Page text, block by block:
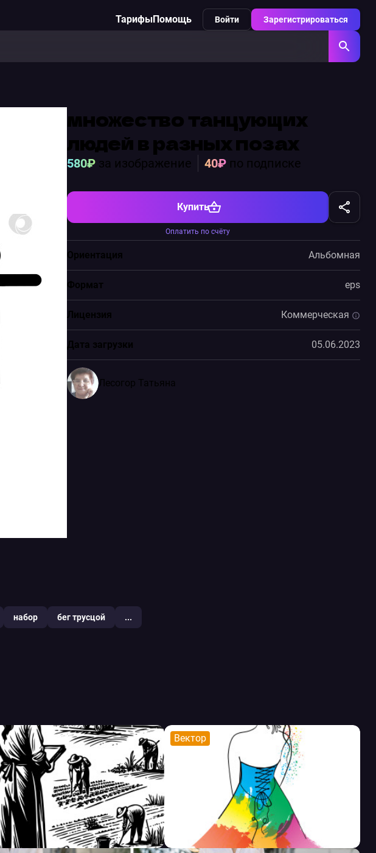
ТарифыПомощь Войти Зарегистрироваться
множество танцующих
людей в разных позах
580₽ за изображение 40₽ по подписке
Купить
Оплатить по счёту
Ориентация Альбомная
Формат eps
Лицензия Коммерческая
Дата загрузки 05.06.2023
Лесогор Татьяна
набор бег трусцой ...
Вектор